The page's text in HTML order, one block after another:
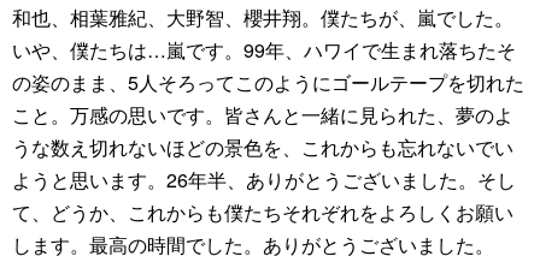
和也、相葉雅紀、大野智、櫻井翔。僕たちが、嵐でした。
いや、僕たちは…嵐です。99年、ハワイで生まれ落ちたそ
の姿のまま、5人そろってこのようにゴールテープを切れた
こと。万感の思いです。皆さんと一緒に見られた、夢のよ
うな数え切れないほどの景色を、これからも忘れないでい
ようと思います。26年半、ありがとうございました。そし
て、どうか、これからも僕たちそれぞれをよろしくお願い
します。最高の時間でした。ありがとうございました。